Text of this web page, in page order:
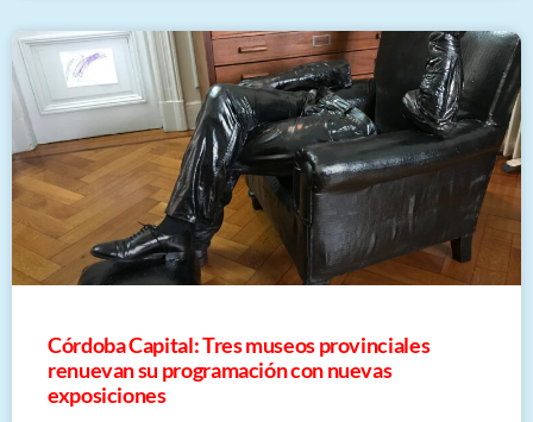
Córdoba Capital: Tres museos provinciales
renuevan su programación con nuevas
exposiciones